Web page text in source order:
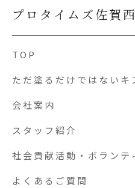
プロタイムズ佐賀
TOP
ただ塗るだけではないキ
会社案内
スタッフ紹介
社会貢献活動・ボランテ
よくあるご質問